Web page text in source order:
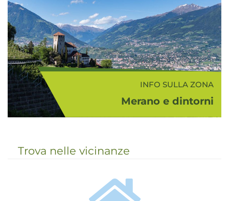
montagna e fitti boschi di abete
rosso. La l...
INFO SULLA ZONA
Merano e dintorni
dintorni di Merano che comprende
la media Val d'Adige, la conca
d'Ultimo e la Val Senales...
Trova nelle vicinanze